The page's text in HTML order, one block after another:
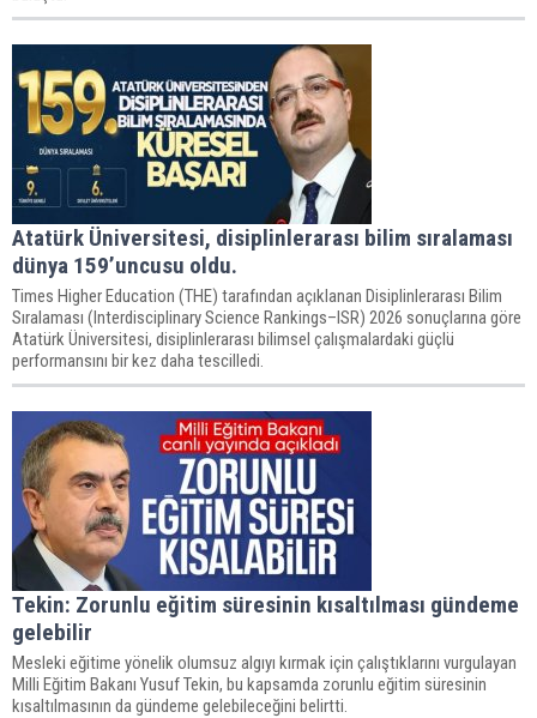
Atatürk Üniversitesi, disiplinlerarası bilim sıralaması
dünya 159’uncusu oldu.
Times Higher Education (THE) tarafından açıklanan Disiplinlerarası Bilim
Sıralaması (Interdisciplinary Science Rankings–ISR) 2026 sonuçlarına göre
Atatürk Üniversitesi, disiplinlerarası bilimsel çalışmalardaki güçlü
performansını bir kez daha tescilledi.
Tekin: Zorunlu eğitim süresinin kısaltılması gündeme
gelebilir
Mesleki eğitime yönelik olumsuz algıyı kırmak için çalıştıklarını vurgulayan
Milli Eğitim Bakanı Yusuf Tekin, bu kapsamda zorunlu eğitim süresinin
kısaltılmasının da gündeme gelebileceğini belirtti.